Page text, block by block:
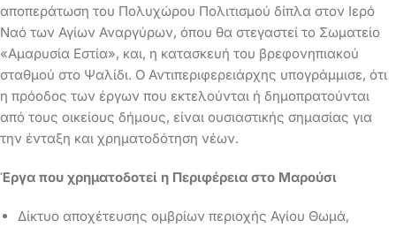
αποπεράτωση του Πολυχώρου Πολιτισμού δίπλα στον Ιερό
Ναό των Αγίων Αναργύρων, όπου θα στεγαστεί το Σωματείο
«Αμαρυσία Εστία», και, η κατασκευή του βρεφονηπιακού
σταθμού στο Ψαλίδι. Ο Αντιπεριφερειάρχης υπογράμμισε, ότι
η πρόοδος των έργων που εκτελούνται ή δημοπρατούνται
από τους οικείους δήμους, είναι ουσιαστικής σημασίας για
την ένταξη και χρηματοδότηση νέων.
Έργα που χρηματοδοτεί η Περιφέρεια στο Μαρούσι
Δίκτυο αποχέτευσης ομβρίων περιοχής Αγίου Θωμά,